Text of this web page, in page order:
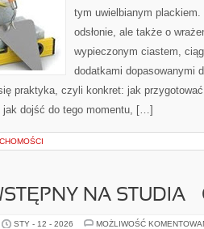
tym uwielbianym
odsłonie, ale także o
wypieczonym ciastem,
dodatkami dopasowanymi
praktyka, czyli konkret: jak
jak dojść do tego momentu, […]
NA STUDIA –
STY - 12 - 2026 MOŻLIWOŚĆ